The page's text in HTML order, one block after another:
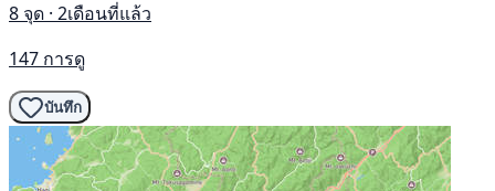
8 จุด · 2เดือนที่แล้ว
147 การดู
บันทึก